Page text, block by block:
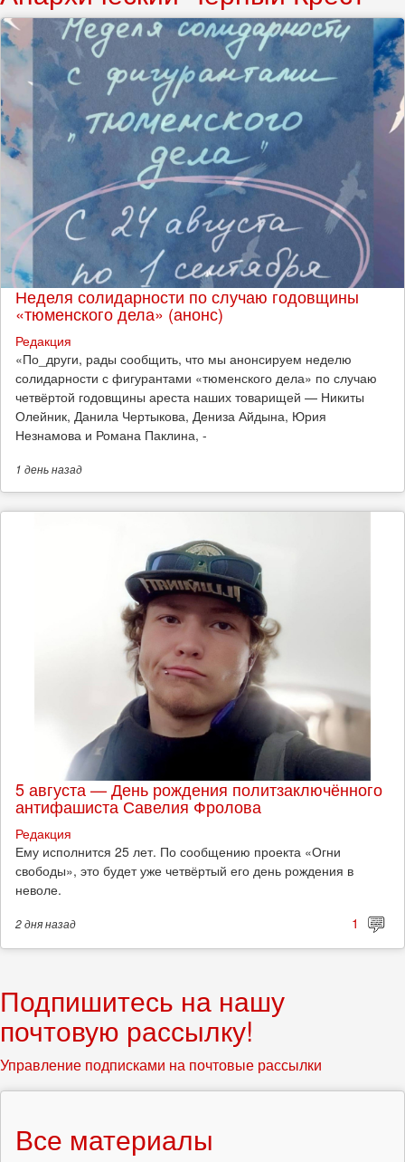
Неделя солидарности по случаю годовщины
«тюменского дела» (анонс)
Редакция
​«По_други, рады сообщить, что мы анонсируем неделю
солидарности с фигурантами «тюменского дела» по случаю
четвёртой годовщины ареста наших товарищей — Никиты
Олейник, Данила Чертыкова, Дениза Айдына, Юрия
Незнамова и Романа Паклина, -
1 деньназад
5 августа — День рождения политзаключённого
антифашиста Савелия Фролова
Редакция
Ему исполнится 25 лет. По сообщению проекта «Огни
свободы», это будет уже четвёртый его день рождения в
неволе.
2 дняназад 1
Подпишитесь на нашу
почтовую рассылку!
Управление подписками на почтовые рассылки
Все материалы